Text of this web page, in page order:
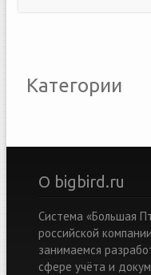
Категории
О bigbird.ru
Система «Большая
российской
занимаемся
сфере учёта и